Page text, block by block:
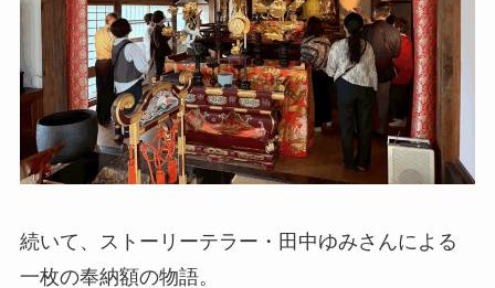
続いて、ストーリーテラー・田中ゆみさんによる
一枚の奉納額の物語。